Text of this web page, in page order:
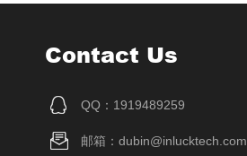
Contact Us
QQ：1919489259
邮箱：dubin@inlucktech.com